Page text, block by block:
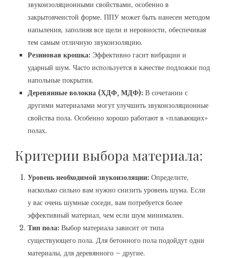
звукоизоляционными свойствами‚ особенно в
закрытоячеистой форме. ППУ может быть нанесен методом
напыления‚ заполняя все щели и неровности‚ обеспечивая
тем самым отличную звукоизоляцию.
Резиновая крошка: Эффективно гасит вибрации и
ударный шум. Часто используется в качестве подложки под
напольные покрытия.
Деревянные волокна (ХДФ‚ МДФ): В сочетании с
другими материалами могут улучшить звукоизоляционные
свойства пола. Особенно хорошо работают в «плавающих»
полах.
Критерии выбора материала:
Уровень необходимой звукоизоляции: Определите‚
насколько сильно вам нужно снизить уровень шума. Если
у вас очень шумные соседи‚ вам потребуется более
эффективный материал‚ чем если шум минимален.
Тип пола: Выбор материала зависит от типа
существующего пола. Для бетонного пола подойдут одни
материалы‚ для деревянного – другие.